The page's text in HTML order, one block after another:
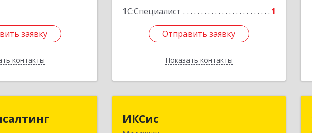
заявку
контакты
заявку
Назад
1С:Специалист
1
Отправить заявку
Показать контакты
Отправить заявку
Назад
ИКСис